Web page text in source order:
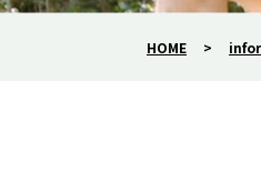
HOME >